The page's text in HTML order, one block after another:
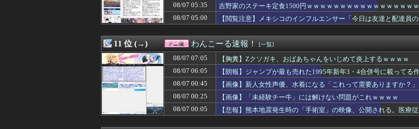
08/07 06:09
【画像】ニートワイが親に送ったブチギレLINEがこちら
08/07 06:09
川上産業株式会社が10月よりプチプチ株式会社に社名変更
08/07 06:09
【悲報】ゲーム会社サイバーコネクトツーの松山氏、JUMP公式にブロックされ
08/07 06:08
【生尻画像】元NMB48原かれん、衝撃の限界露出wwwww1st写真集でパール...
08/07 06:07
【悲報】札幌オリンピック、８割が賛成・・・・
08/07 06:06
亡き母からの借金を半分しか返していない叔父がさらに金を貸してほしいと訪ね
08/07 06:05
【FF14】「どこかで見たと思ったら…」7.55の新エモート「地図を見る」、黄...
08/07 06:05
【画像あり】JC2「え、待って私の足長くない？（ﾊﾟｼｬﾘｗｗｗｗｗｗｗｗｗ)...
08/07 06:05
お前ら『ドラクエ』のこのモンスターの名前わからんだろ
【動画】あのちゃん、放送事故を起こしてしまうｗｗｗｗｗｗｗ
【朗報】ジャンプが最も売れた1995年新年3・4合併号に載ってる作品がこちら
08/07 06:05
毎日暑いから雪に関連する映画でも観ようと「生きてこそ」を借りたのね
08/07 05:35
吉野家のステーキ定食1500円ｗｗｗｗｗｗｗｗｗｗｗｗｗｗｗｗ
08/07 05:00
【閲覧注意】メキシコのインフルエンサー「今日は友達と配達員
11 位 (→) わんこーる速報！ [一覧]
08/07 07:05
【胸糞】Zクソガキ、おばあちゃんをいじめて炎上するｗｗｗｗ
08/07 06:05
【朗報】ジャンプが最も売れた1995年新年3・4合併号に載ってる
08/07 00:45
【画像】新人女性声優、水着になる「これって需要ありますか？」
08/07 00:25
【画像】「未経験チー牛」には解けない問題がこれｗｗｗｗ
08/07 00:05
【悲報】熊本地震発生時の「手術室」の映像、公開される。医療